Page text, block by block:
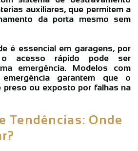
auxiliares, que permitem a
da porta mesmo sem
é essencial em garagens, por
o acesso rápido pode ser
emergência. Modelos com
garantem que o
preso ou exposto por falhas na
Tendências: Onde